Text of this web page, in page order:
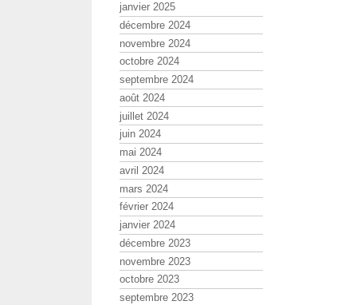
janvier 2025
décembre 2024
novembre 2024
octobre 2024
septembre 2024
août 2024
juillet 2024
juin 2024
mai 2024
avril 2024
mars 2024
février 2024
janvier 2024
décembre 2023
novembre 2023
octobre 2023
septembre 2023